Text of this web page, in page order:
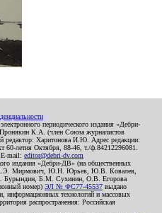
периодического издания «Дебри-
К.А. (член Союза журналистов
редактор: Харитонова И.Ю. Адрес редакции:
60-летия Октября, 88-46, т./ф.84212296081.
. E-mail: editor@debri-dv.com
издания «Дебри-ДВ» (на общественных
Мирмович, Ю.Н. Юрьев, Ю.В. Ковалев,
Б.М. Сухинин, О.В. Егорова
номер) ЭЛ № ФС77-45537 выдано
информационных технологий и массовых
распространения: Российская